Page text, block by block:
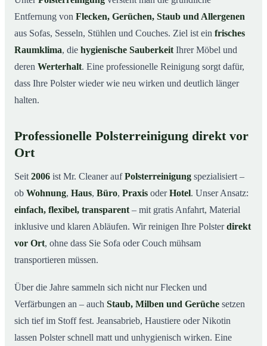
03Leistungen auf einen Blick
Typische Anlässe für eine Polsterreinigung
06Preise & Kostenfaktoren
07Vorteile mit Mr. Cleaner
08
Entfernung von Flecken, Gerüchen, Staub und Allergenen
aus Sofas, Sesseln, Stühlen und Couches. Ziel ist ein frisches
Raumklima, die hygienische Sauberkeit Ihrer Möbel und
deren Werterhalt. Eine professionelle Reinigung sorgt dafür,
dass Ihre Polster wieder wie neu wirken und deutlich länger
halten.
Professionelle Polsterreinigung direkt vor
Ort
Seit 2006 ist Mr. Cleaner aufPolsterreinigung spezialisiert –
ob Wohnung, Haus, Büro, Praxis oderHotel. Unser Ansatz:
einfach, flexibel, transparent – mit gratis Anfahrt, Material
inklusive und klaren Abläufen. Wir reinigen Ihre Polsterdirekt
vor Ort, ohne dass Sie Sofa oder Couch mühsam
transportieren müssen.
Über die Jahre sammeln sich nicht nur Flecken und
Verfärbungen an – auch Staub, Milben und Gerüche setzen
sich tief im Stoff fest. Jeansabrieb, Haustiere oder Nikotin
lassen Polster schnell matt und unhygienisch wirken. Eine